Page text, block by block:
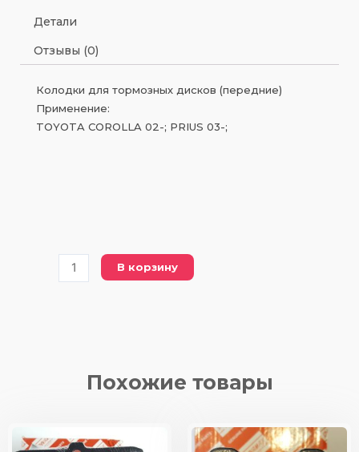
Детали
Отзывы (0)
Колодки для тормозных дисков (передние)
Применение:
TOYOTA COROLLA 02-; PRIUS 03-;
Количество
товара
DYNAMAX)
В корзину
Похожие товары